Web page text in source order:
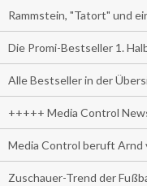
Rammstein, "Tatort" und
Die Promi-Bestseller 1.
Alle Bestseller in der
+++++ Media Control
Media Control beruft Arnd
Zuschauer-Trend der